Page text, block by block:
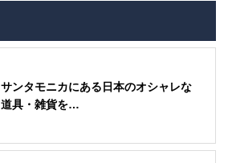
サンタモニカにある日本のオシャレな
道具・雑貨を…